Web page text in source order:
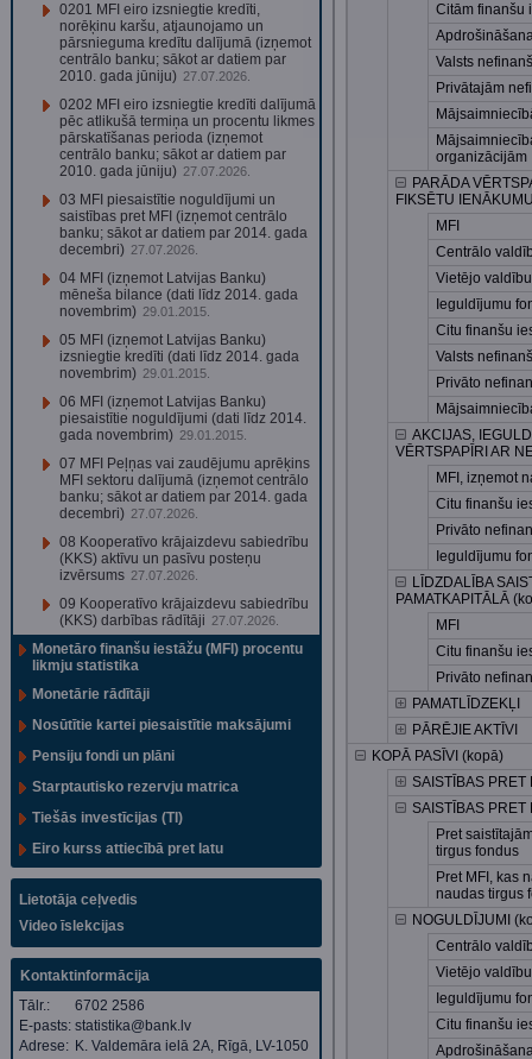
0201 MFI eiro izsniegtie kredīti,
norēķinu karšu, atjaunojamo un
pārsnieguma kredītu dalījumā (izņemot
centrālo banku; sākot ar datiem par
2010. gada jūniju) 27.07.2026.
0202 MFI eiro izsniegtie kredīti dalījumā
pēc atlikušā termiņa un procentu likmes
pārskatīšanas perioda (izņemot
centrālo banku; sākot ar datiem par
2010. gada jūniju) 27.07.2026.
03 MFI piesaistītie noguldījumi un
saistības pret MFI (izņemot centrālo
banku; sākot ar datiem par 2014. gada
decembri) 27.07.2026.
04 MFI (izņemot Latvijas Banku)
mēneša bilance (dati līdz 2014. gada
novembrim) 29.01.2015.
05 MFI (izņemot Latvijas Banku)
izsniegtie kredīti (dati līdz 2014. gada
novembrim) 29.01.2015.
06 MFI (izņemot Latvijas Banku)
piesaistītie noguldījumi (dati līdz 2014.
gada novembrim) 29.01.2015.
07 MFI Peļņas vai zaudējumu aprēķins
MFI sektoru dalījumā (izņemot centrālo
banku; sākot ar datiem par 2014. gada
decembri) 27.07.2026.
08 Kooperatīvo krājaizdevu sabiedrību
(KKS) aktīvu un pasīvu posteņu
izvērsums 27.07.2026.
09 Kooperatīvo krājaizdevu sabiedrību
(KKS) darbības rādītāji 27.07.2026.
Monetāro finanšu iestāžu (MFI) procentu
likmju statistika
Monetārie rādītāji
Nosūtītie kartei piesaistītie maksājumi
Pensiju fondi un plāni
Starptautisko rezervju matrica
Tiešās investīcijas (TI)
Eiro kurss attiecībā pret latu
Lietotāja ceļvedis
Video īslekcijas
Kontaktinformācija
Tālr.:
6702 2586
E-pasts: statistika@bank.lv
Adrese: K. Valdemāra ielā 2A, Rīgā, LV-1050
Citām finanšu
Valsts
Privātajām
organizācijām
PARĀDA
FIKSĒTU
MFI
Centrālo
Vietējo valdību
Ieguldījumu
Citu finanšu
Valsts
Privāto
AKCIJAS,
VĒRTSPAPĪRI AR
MFI, izņemot
Citu finanšu
Privāto
Ieguldījumu
LĪDZDALĪBA
PAMATKAPITĀLĀ
MFI
Citu finanšu
Privāto
PAMATLĪDZEKĻI
PĀRĒJIE AKTĪVI
KOPĀ PASĪVI (kopā)
SAISTĪBAS PRET
SAISTĪBAS PRET
Pret
tirgus fondus
Pret MFI, kas
naudas tirgus
NOGULDĪJUMI
Centrālo
Vietējo valdību
Ieguldījumu
Citu finanšu